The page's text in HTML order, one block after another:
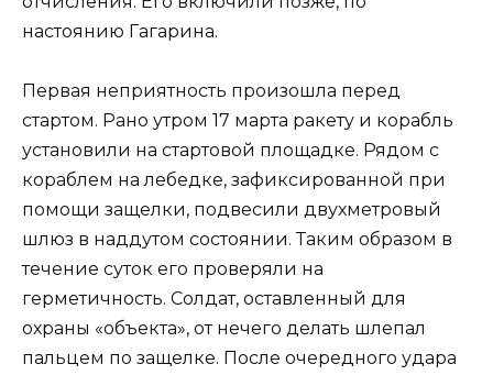
настоянию Гагарина.
Первая неприятность произошла перед
стартом. Рано утром 17 марта ракету и корабль
установили на стартовой площадке. Рядом с
кораблем на лебедке, зафиксированной при
помощи защелки, подвесили двухметровый
шлюз в наддутом состоянии. Таким образом в
течение суток его проверяли на
герметичность. Солдат, оставленный для
охраны «объекта», от нечего делать шлепал
пальцем по защелке. После очередного удара